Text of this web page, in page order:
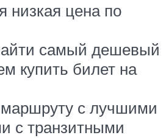
низкая цена по
самый дешевый
купить билет на
с лучшими
с транзитными